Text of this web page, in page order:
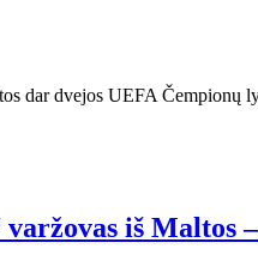
dar dvejos UEFA
iš Maltos